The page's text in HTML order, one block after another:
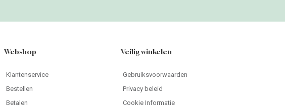
Webshop
Klantenservice
Bestellen
Betalen
Veilig winkelen
Gebruiksvoorwaarden
Privacy beleid
Cookie Informatie